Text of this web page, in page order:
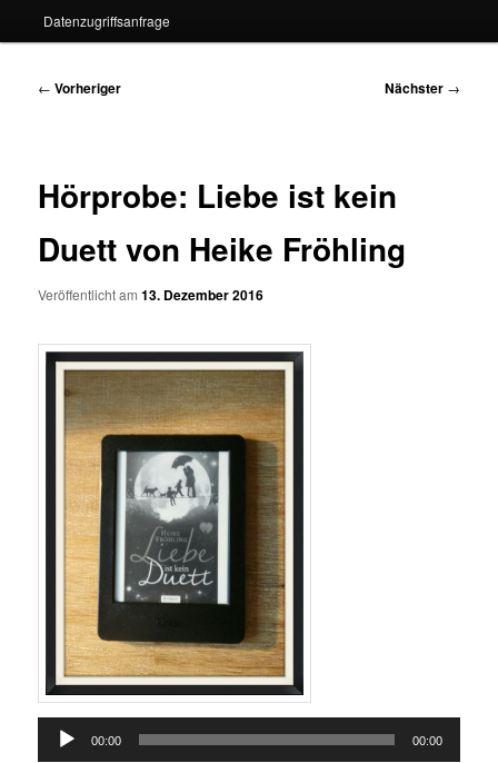
Datenzugriffsanfrage
Beitragsnavigation
← Vorheriger Nächster →
Hörprobe: Liebe ist kein
Duett von Heike Fröhling
Veröffentlicht am13. Dezember 2016
Audio-
Player
00:00 00:00